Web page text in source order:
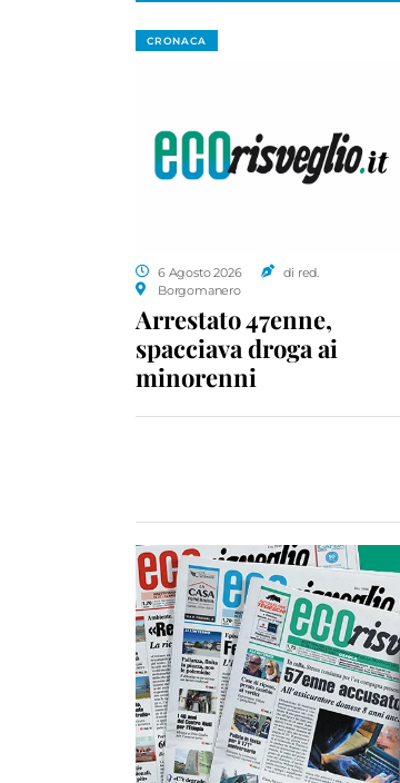
CRONACA
6 Agosto 2026
di red.
Borgomanero
Arrestato 47enne,
spacciava droga ai
minorenni